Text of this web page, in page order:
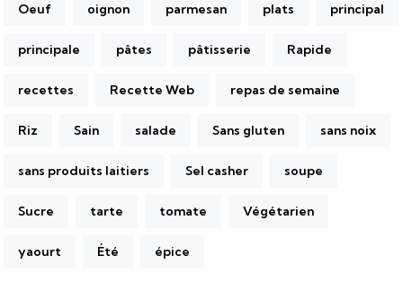
Oeuf oignon parmesan plats principal
principale pâtes pâtisserie Rapide
recettes Recette Web repas de semaine
Riz Sain salade Sans gluten sans noix
sans produits laitiers Sel casher soupe
Sucre tarte tomate Végétarien
yaourt Été épice